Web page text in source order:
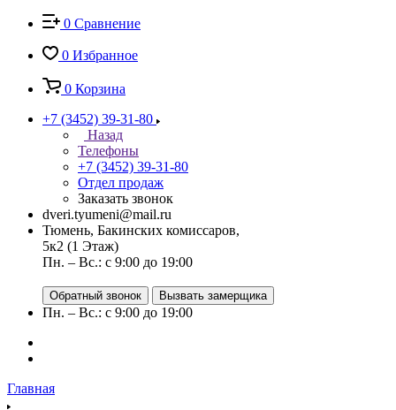
0 Сравнение
0 Избранное
0 Корзина
+7 (3452) 39-31-80
Назад
Телефоны
+7 (3452) 39-31-80
Отдел продаж
Заказать звонок
dveri.tyumeni@mail.ru
Тюмень, Бакинских комиссаров,
5к2 (1 Этаж)
Пн. – Вс.: с 9:00 до 19:00
Обратный звонок Вызвать замерщика
Пн. – Вс.: с 9:00 до 19:00
Главная